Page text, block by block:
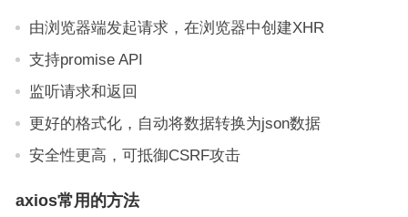
由浏览器端发起请求，在浏览器中创建XHR
支持promise API
监听请求和返回
更好的格式化，自动将数据转换为json数据
安全性更高，可抵御CSRF攻击
axios常用的方法